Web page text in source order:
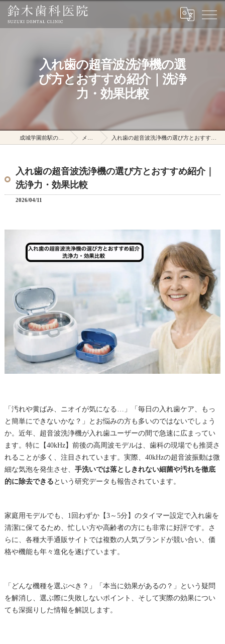
入れ歯の超音波洗浄機の選
び方とおすすめ紹介｜洗浄
力・効果比較
成城学園前駅の鈴木歯科医院 メディア 入れ歯の超音波洗浄機の選び方とおすすめ紹介｜洗浄力・効果比較
入れ歯の超音波洗浄機の選び方とおすすめ紹介｜
洗浄力・効果比較
2026/04/11
「汚れや黄ばみ、ニオイが気になる…」「毎日の入れ歯ケア、もっ
と簡単にできないかな？」とお悩みの方も多いのではないでしょう
か。近年、超音波洗浄機が入れ歯ユーザーの間で急速に広まってい
ます。特に【40kHz】前後の高周波モデルは、歯科の現場でも推奨さ
れることが多く、注目されています。実際、40kHzの超音波振動は微
細な気泡を発生させ、 手洗いでは落としきれない細菌や汚れを徹底
的に除去できる という研究データも報告されています。
家庭用モデルでも、1回わずか【3～5分】のタイマー設定で入れ歯を
清潔に保てるため、忙しい方や高齢者の方にも非常に好評です。さ
らに、各種大手通販サイトでは複数の人気ブランドが競い合い、価
格や機能も年々進化を遂げています。
「どんな機種を選ぶべき？」「本当に効果があるの？」という疑問
を解消し、選ぶ際に失敗しないポイント、そして実際の効果につい
ても深掘りした情報を解説します。